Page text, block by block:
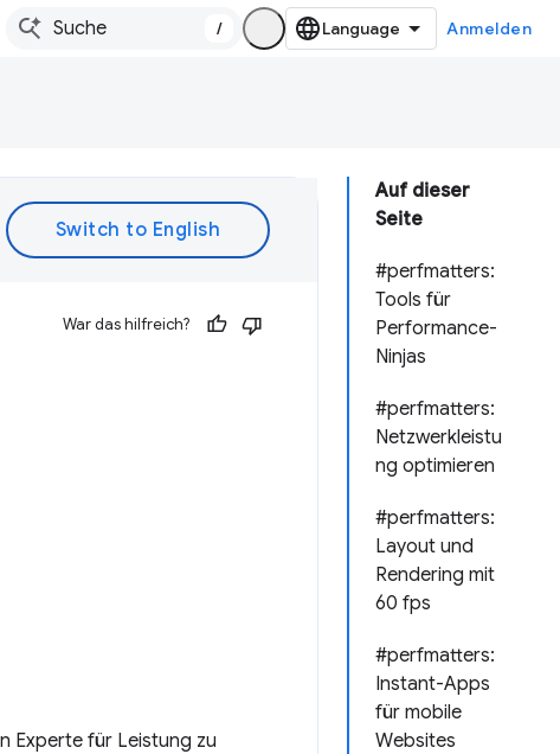
/ Anmelden
Auf dieser
Seite
#perfmatters:
Tools für
Performance-
Ninjas
#perfmatters:
Netzwerkleistu
ng optimieren
#perfmatters:
Layout und
Rendering mit
60 fps
#perfmatters:
Instant-Apps
für mobile
Websites
War das hilfreich?
Experte für Leistung zu